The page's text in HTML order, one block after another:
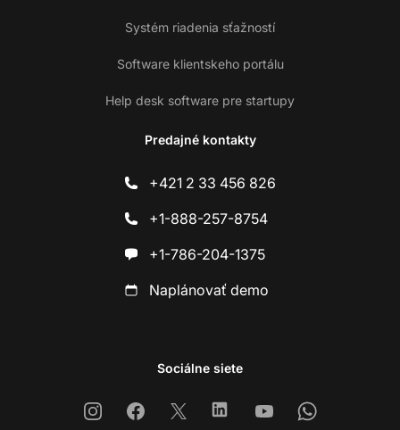
Systém riadenia sťažností
Software klientskeho portálu
Help desk software pre startupy
Predajné kontakty
+421 2 33 456 826
+1-888-257-8754
+1-786-204-1375
Naplánovať demo
Sociálne siete
InstagramFacebook
X LinkedinYoutubeWhatsapp